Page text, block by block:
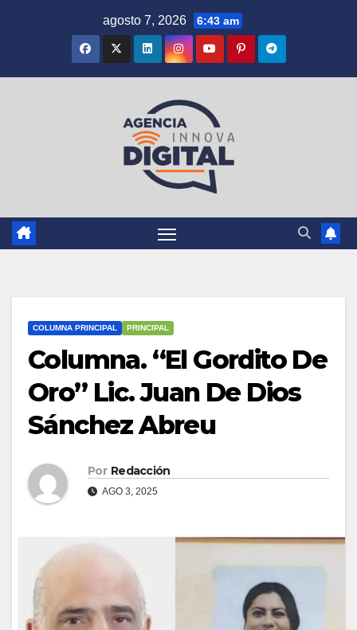
agosto 7, 2026 6:43 am
COLUMNA PRINCIPAL PRINCIPAL
Columna. “El Gordito De
Oro” Lic. Juan De Dios
Sánchez Abreu
Por Redacción
AGO 3, 2025